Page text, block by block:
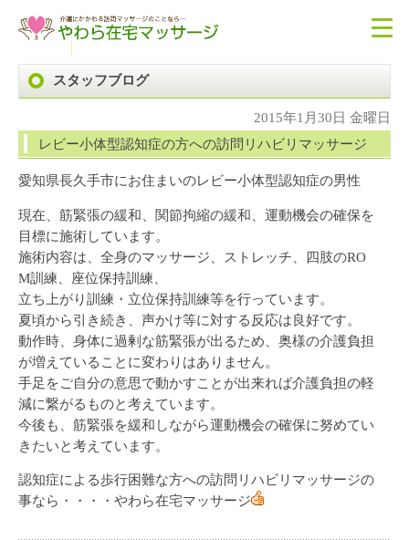
スタッフブログ
2015年1月30日 金曜日
レビー小体型認知症の方への訪問リハビリマッサージ
愛知県長久手市にお住まいのレビー小体型認知症の男性
現在、筋緊張の緩和、関節拘縮の緩和、運動機会の確保を
目標に施術しています。
施術内容は、全身のマッサージ、ストレッチ、四肢のRO
M訓練、座位保持訓練、
立ち上がり訓練・立位保持訓練等を行っています。
夏頃から引き続き、声かけ等に対する反応は良好です。
動作時、身体に過剰な筋緊張が出るため、奥様の介護負担
が増えていることに変わりはありません。
手足をご自分の意思で動かすことが出来れば介護負担の軽
減に繋がるものと考えています。
今後も、筋緊張を緩和しながら運動機会の確保に努めてい
きたいと考えています。
認知症による歩行困難な方への訪問リハビリマッサージの
事なら・・・・やわら在宅マッサージ